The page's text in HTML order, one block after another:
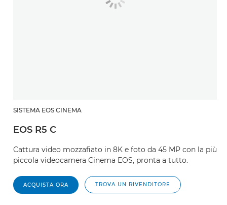
SISTEMA EOS CINEMA
EOS R5 C
Cattura video mozzafiato in 8K e foto da 45 MP con la più
piccola videocamera Cinema EOS, pronta a tutto.
ACQUISTA ORA TROVA UN RIVENDITORE